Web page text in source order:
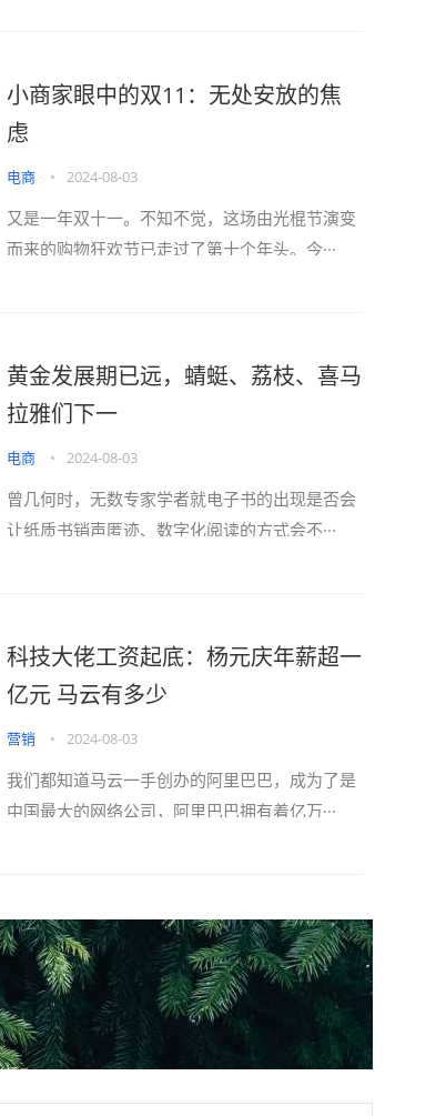
小商家眼中的双11：无处安放的焦
虑
电商 • 2024-08-03
又是一年双十一。不知不觉，这场由光棍节演变
而来的购物狂欢节已走过了第十个年头。今···
黄金发展期已远，蜻蜓、荔枝、喜马
拉雅们下一
电商 • 2024-08-03
曾几何时，无数专家学者就电子书的出现是否会
让纸质书销声匿迹、数字化阅读的方式会不···
科技大佬工资起底：杨元庆年薪超一
亿元 马云有多少
营销 • 2024-08-03
我们都知道马云一手创办的阿里巴巴，成为了是
中国最大的网络公司，阿里巴巴拥有着亿万···